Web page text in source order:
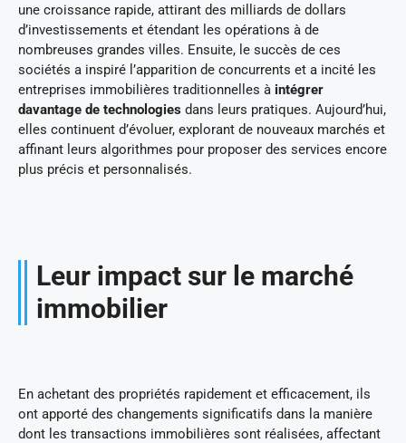
une croissance rapide, attirant des milliards de dollars
d’investissements et étendant les opérations à de
nombreuses grandes villes. Ensuite, le succès de ces
sociétés a inspiré l’apparition de concurrents et a incité les
entreprises immobilières traditionnelles à intégrer
davantage de technologies dans leurs pratiques. Aujourd’hui,
elles continuent d’évoluer, explorant de nouveaux marchés et
affinant leurs algorithmes pour proposer des services encore
plus précis et personnalisés.
Leur impact sur le marché
immobilier
En achetant des propriétés rapidement et efficacement, ils
ont apporté des changements significatifs dans la manière
dont les transactions immobilières sont réalisées, affectant